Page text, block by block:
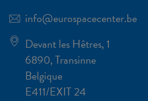
info@eurospacecenter.be
Devant les Hêtres, 1
6890, Transinne
Belgique
E411/EXIT 24